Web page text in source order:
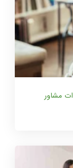
مشاور